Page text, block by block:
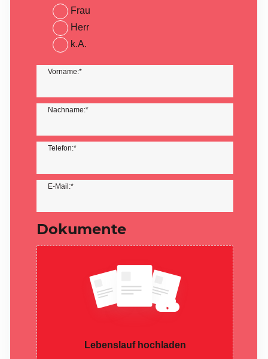
Frau
Herr
k.A.
Vorname:*
Nachname:*
Telefon:*
E-Mail:*
Dokumente
Lebenslauf hochladen